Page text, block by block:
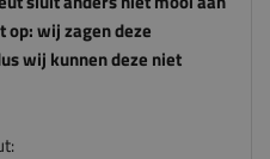
op: wij zagen deze
wij kunnen deze niet